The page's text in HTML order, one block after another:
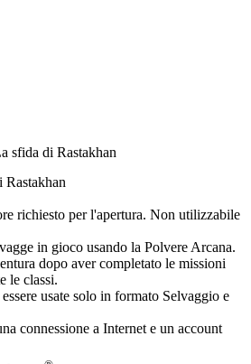
sfida di Rastakhan
richiesto per l'apertura. Non utilizzabile
in gioco usando la Polvere Arcana.
dopo aver completato le missioni
le classi.
usate solo in formato Selvaggio e
connessione a Internet e un account